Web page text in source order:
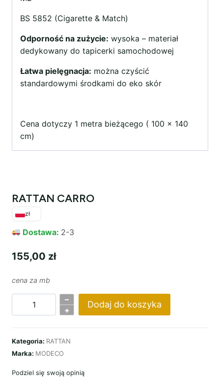
BS 5852 (Cigarette & Match)
Odporność na zużycie: wysoka – materiał
dedykowany do tapicerki samochodowej
Łatwa pielęgnacja: można czyścić
standardowymi środkami do eko skór
Cena dotyczy 1 metra bieżącego ( 100 x 140
cm)
RATTAN CARRO
zł
Dostawa: 2-3
155,00 zł
cena za mb
–
+
Dodaj do koszyka
Kategoria: RATTAN
Marka: MODECO
Podziel się swoją opinią